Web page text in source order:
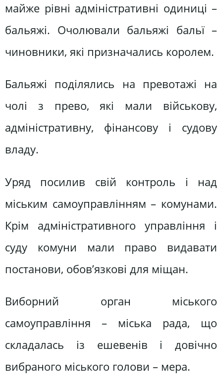
майже рівні адміністративні одиниці –
бальяжі. Очолювали бальяжі бальї –
чиновники, які призначались королем.
Бальяжі поділялись на превотажі на
чолі з прево, які мали військову,
адміністративну, фінансову і судову
владу.
Уряд посилив свій контроль і над
міським самоуправлінням – комунами.
Крім адміністративного управління і
суду комуни мали право видавати
постанови, обов’язкові для міщан.
Виборний орган міського
самоуправління – міська рада, що
складалась із ешевенів і довічно
вибраного міського голови – мера.